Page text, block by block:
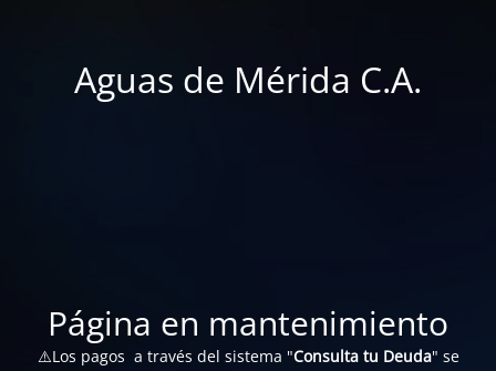
Aguas de Mérida C.A.
Página en mantenimiento
⚠️Los pagos a través del sistema "Consulta tu Deuda" se